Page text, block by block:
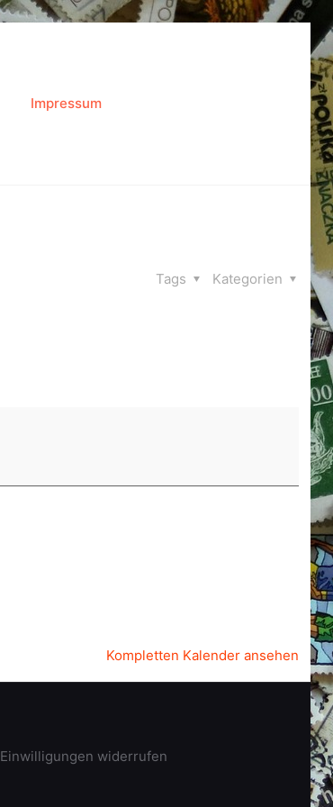
Impressum
Kategorien
Tags
Kompletten Kalender ansehen
Einwilligungen widerrufen